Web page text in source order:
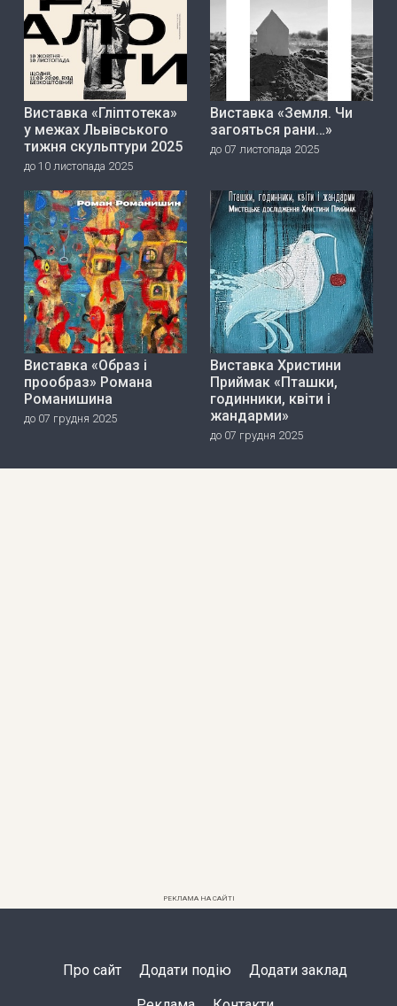
Виставка «Гліптотека»
у межах Львівського
тижня скульптури 2025
до 10 листопада 2025
Виставка «Земля. Чи
загояться рани…»
до 07 листопада 2025
Виставка «Образ і
прообраз» Романа
Романишина
до 07 грудня 2025
Виставка Христини
Приймак «Пташки,
годинники, квіти і
жандарми»
до 07 грудня 2025
РЕКЛАМА НА САЙТІ
Про сайт Додати подію Додати заклад